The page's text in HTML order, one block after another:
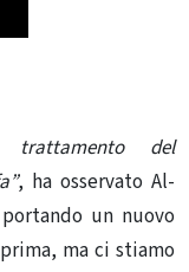
trattamento del
, ha osservato Al-
un nuovo
ma ci stiamo